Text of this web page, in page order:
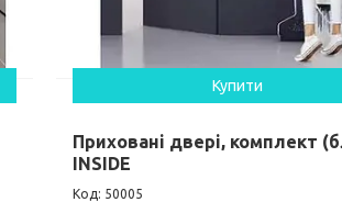
Купити
Приховані двері, комплект
INSIDE
50005